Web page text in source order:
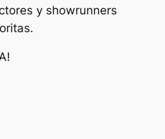
y showrunners